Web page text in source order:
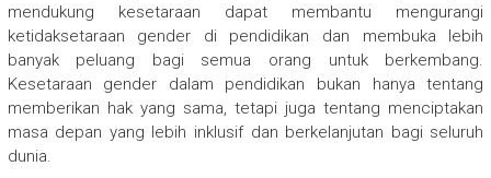
mendukung kesetaraan dapat membantu mengurangi
ketidaksetaraan gender di pendidikan dan membuka lebih
banyak peluang bagi semua orang untuk berkembang.
Kesetaraan gender dalam pendidikan bukan hanya tentang
memberikan hak yang sama, tetapi juga tentang menciptakan
masa depan yang lebih inklusif dan berkelanjutan bagi seluruh
dunia.